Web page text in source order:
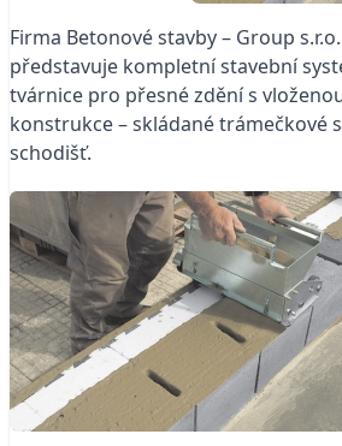
Firma Betonové stavby – Group
představuje kompletní stavební
tvárnice pro přesné zdění s
konstrukce – skládané trámečkové
schodišť.